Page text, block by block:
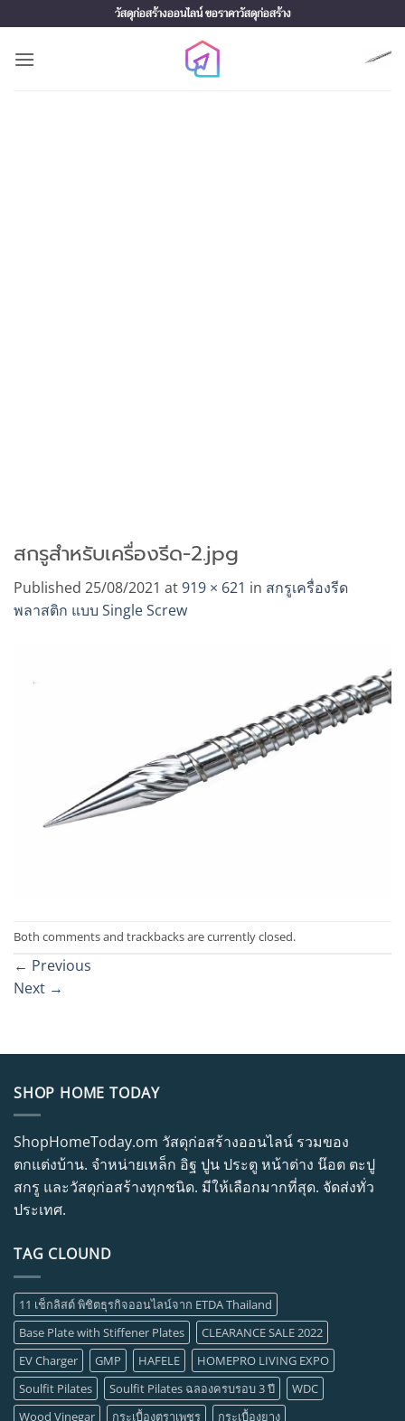
to
content
วัสดุก่อสร้างออนไลน์ ขอราคาวัสดุก่อสร้าง
สกรูสำหรับเครื่องรีด-2.jpg
Published 25/08/2021 at919 × 621 in สกรูเครื่องรีด
พลาสติก แบบ Single Screw
Both comments and trackbacks are currently closed.
← Previous
Next →
SHOP HOME TODAY
ShopHomeToday.om วัสดุก่อสร้างออนไลน์ รวมของ
ตกแต่งบ้าน. จำหน่ายเหล็ก อิฐ ปูน ประตู หน้าต่าง น๊อต ตะปู
สกรู และวัสดุก่อสร้างทุกชนิด. มีให้เลือกมากที่สุด. จัดส่งทั่ว
ประเทศ.
TAG CLOUND
11 เช็กลิสต์ พิชิตธุรกิจออนไลน์จาก ETDA Thailand
Base Plate with Stiffener Plates
CLEARANCE SALE 2022
EV Charger
GMP HAFELE
HOMEPRO LIVING EXPO
Soulfit Pilates
Soulfit Pilates ฉลองครบรอบ 3 ปี
WDC
Wood Vinegar
กระเบื้องตราเพชร
กระเบื้องยาง